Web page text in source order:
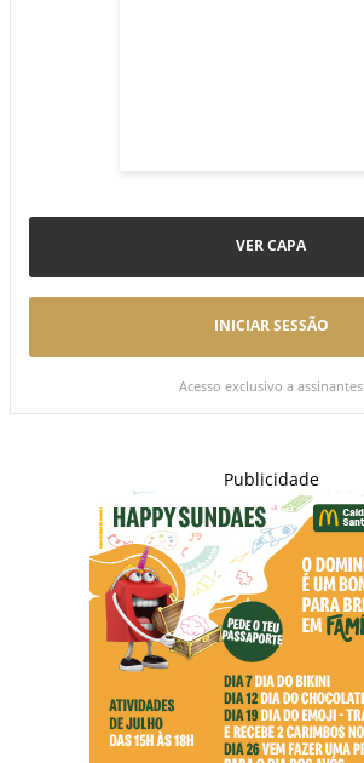
VER CAPA
INICIAR SESSÃO
Acesso exclusivo a assinantes
Publicidade